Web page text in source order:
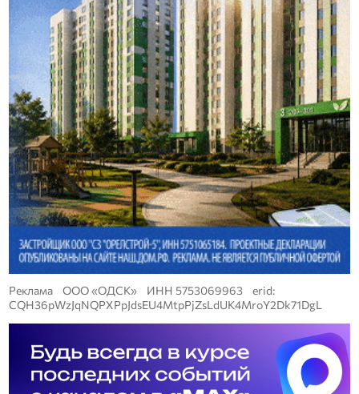
Реклама ООО «ОДСК» ИНН 5753069963 erid:
CQH36pWzJqNQPXPpJdsEU4MtpPjZsLdUK4MroY2Dk71DgL